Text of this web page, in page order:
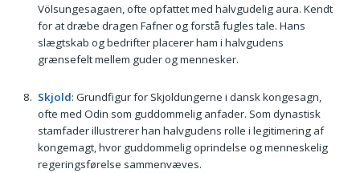
Völsungesagaen, ofte opfattet med halvgudelig aura. Kendt
for at dræbe dragen Fafner og forstå fugles tale. Hans
slægtskab og bedrifter placerer ham i halvgudens
grænsefelt mellem guder og mennesker.
Skjold: Grundfigur for Skjoldungerne i dansk kongesagn,
ofte med Odin som guddommelig anfader. Som dynastisk
stamfader illustrerer han halvgudens rolle i legitimering af
kongemagt, hvor guddommelig oprindelse og menneskelig
regeringsførelse sammenvæves.